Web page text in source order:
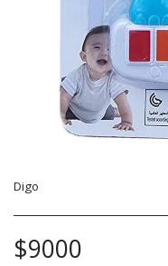
Digo
$9000